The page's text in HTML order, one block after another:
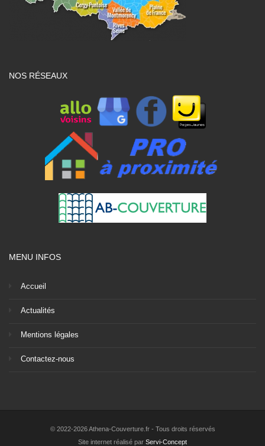
NOS RÉSEAUX
MENU INFOS
Accueil
Actualités
Mentions légales
Contactez-nous
© 2022-2026 Athena-Couverture.fr - Tous droits réservés
Site internet réalisé par Servi-Concept